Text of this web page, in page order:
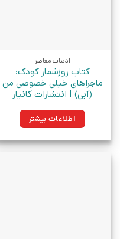
ادبیات معاصر
کتاب روزشمار کودک:
ماجراهای خیلی خصوصی من
(آبی) | انتشارات کانیار
اطلاعات بیشتر